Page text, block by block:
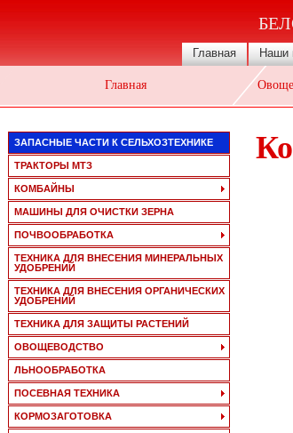
Главная Наши
Главная
ЗАПАСНЫЕ ЧАСТИ К СЕЛЬХОЗТЕХНИКЕ
ТРАКТОРЫ МТЗ
КОМБАЙНЫ
МАШИНЫ ДЛЯ ОЧИСТКИ ЗЕРНА
ПОЧВООБРАБОТКА
ТЕХНИКА ДЛЯ ВНЕСЕНИЯ МИНЕРАЛЬНЫХ
УДОБРЕНИЙ
ТЕХНИКА ДЛЯ ВНЕСЕНИЯ ОРГАНИЧЕСКИХ
УДОБРЕНИЙ
ТЕХНИКА ДЛЯ ЗАЩИТЫ РАСТЕНИЙ
ОВОЩЕВОДСТВО
ЛЬНООБРАБОТКА
ПОСЕВНАЯ ТЕХНИКА
КОРМОЗАГОТОВКА